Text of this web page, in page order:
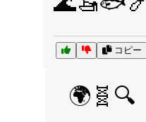
コピー
🌍🧬🔍